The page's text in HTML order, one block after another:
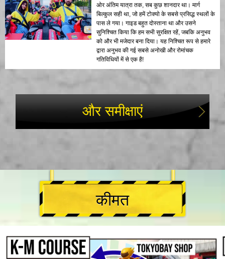
ओर अंतिम यात्रा तक, सब कुछ शानदार था। मार्ग
बिल्कुल सही था, जो हमें टोक्यो के सबसे प्रसिद्ध स्थलों के
पास ले गया। गाइड बहुत दोस्ताना था और उसने
सुनिश्चित किया कि हम सभी सुरक्षित रहें, जबकि अनुभव
को और भी मजेदार बना दिया। यह निश्चित रूप से हमारे
द्वारा अनुभव की गई सबसे अनोखी और रोमांचक
गतिविधियों में से एक है!
और समीक्षाएं
कीमत